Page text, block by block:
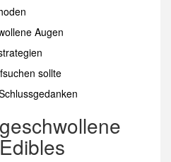
Augen
sollte